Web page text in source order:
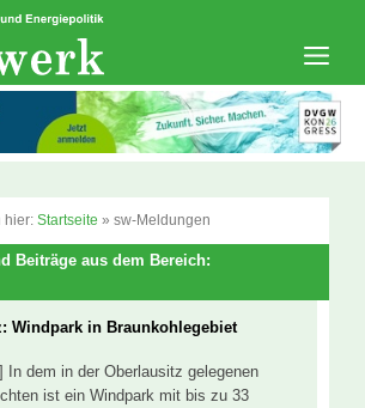
hier: Startseite » sw-Meldungen
Beiträge aus dem Bereich:
Windpark in Braunkohlegebiet
In dem in der Oberlausitz gelegenen
ist ein Windpark mit bis zu 33